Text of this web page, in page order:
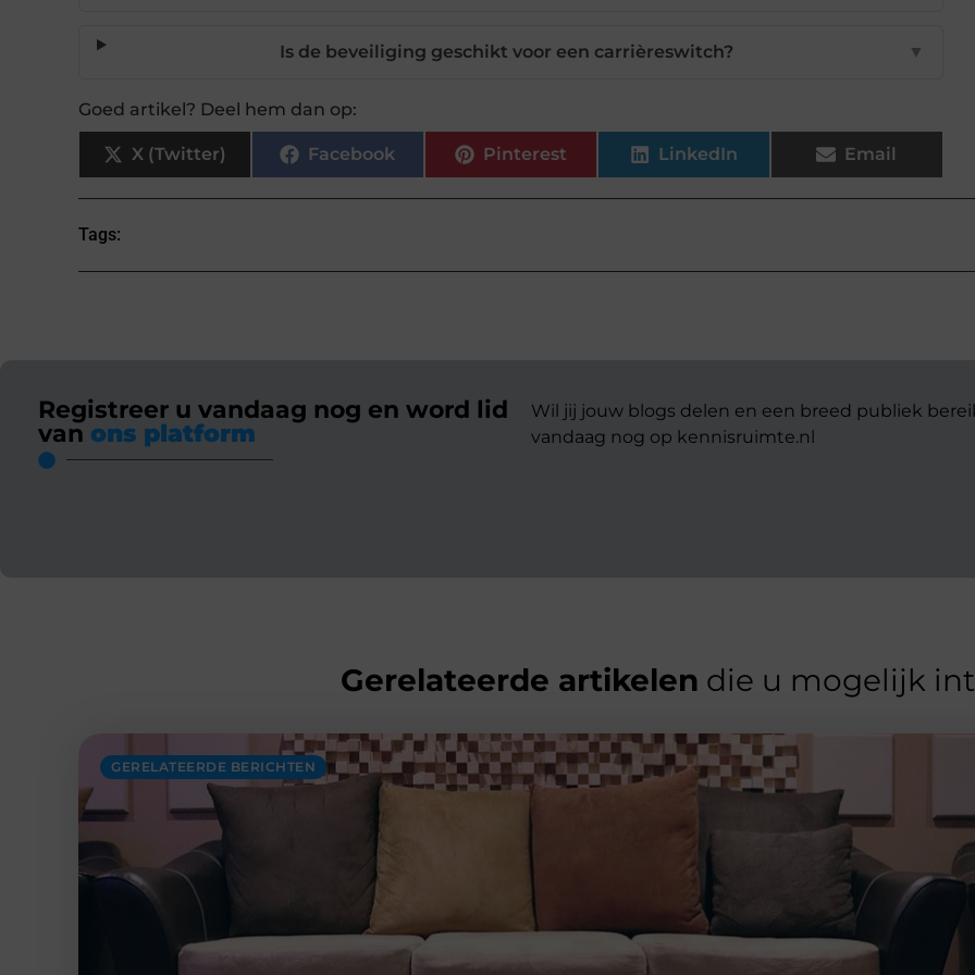
Is de beveiliging geschikt voor een carrièreswitch? ▼
Goed artikel? Deel hem dan op:
X (Twitter) Facebook Pinterest LinkedIn Email
Tags:
Registreer u vandaag nog en word lid
van ons platform
Wil jij jouw blogs delen en een breed publiek
vandaag nog op kennisruimte.nl
Gerelateerde artikelen die u mogelijk
GERELATEERDE BERICHTEN